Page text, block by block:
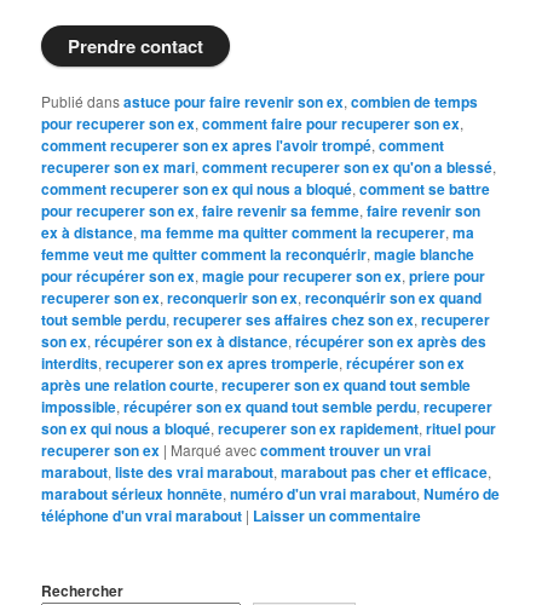
Prendre contact
Publié dansastuce pour faire revenir son ex,combien de temps
pour recuperer son ex,comment faire pour recuperer son ex,
comment recuperer son ex apres l'avoir trompé,comment
recuperer son ex mari,comment recuperer son ex qu'on a blessé,
comment recuperer son ex qui nous a bloqué,comment se battre
pour recuperer son ex,faire revenir sa femme,faire revenir son
ex à distance,ma femme ma quitter comment la recuperer,ma
femme veut me quitter comment la reconquérir,magie blanche
pour récupérer son ex,magie pour recuperer son ex,priere pour
recuperer son ex,reconquerir son ex,reconquérir son ex quand
tout semble perdu,recuperer ses affaires chez son ex,recuperer
son ex,récupérer son ex à distance,récupérer son ex après des
interdits,recuperer son ex apres tromperie,récupérer son ex
après une relation courte,recuperer son ex quand tout semble
impossible,récupérer son ex quand tout semble perdu,recuperer
son ex qui nous a bloqué,recuperer son ex rapidement,rituel pour
recuperer son ex | Marqué aveccomment trouver un vrai
marabout,liste des vrai marabout,marabout pas cher et efficace,
marabout sérieux honnête,numéro d'un vrai marabout,Numéro de
téléphone d'un vrai marabout | Laisser un commentaire
Rechercher